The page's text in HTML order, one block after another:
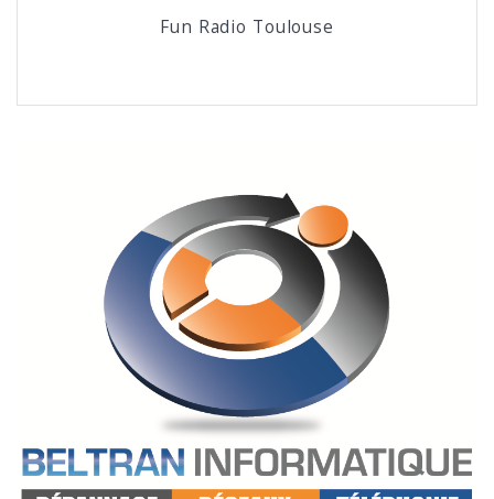
Fun Radio Toulouse